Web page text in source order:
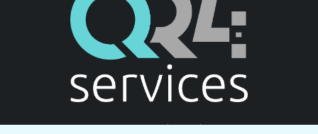
Un nuevo acceso a las instalaciones